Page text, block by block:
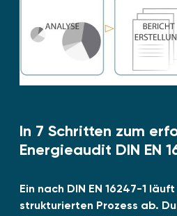
In 7 Schritten zum
Energieaudit DIN EN
Ein nach DIN EN 16247-1
strukturierten Prozess ab.